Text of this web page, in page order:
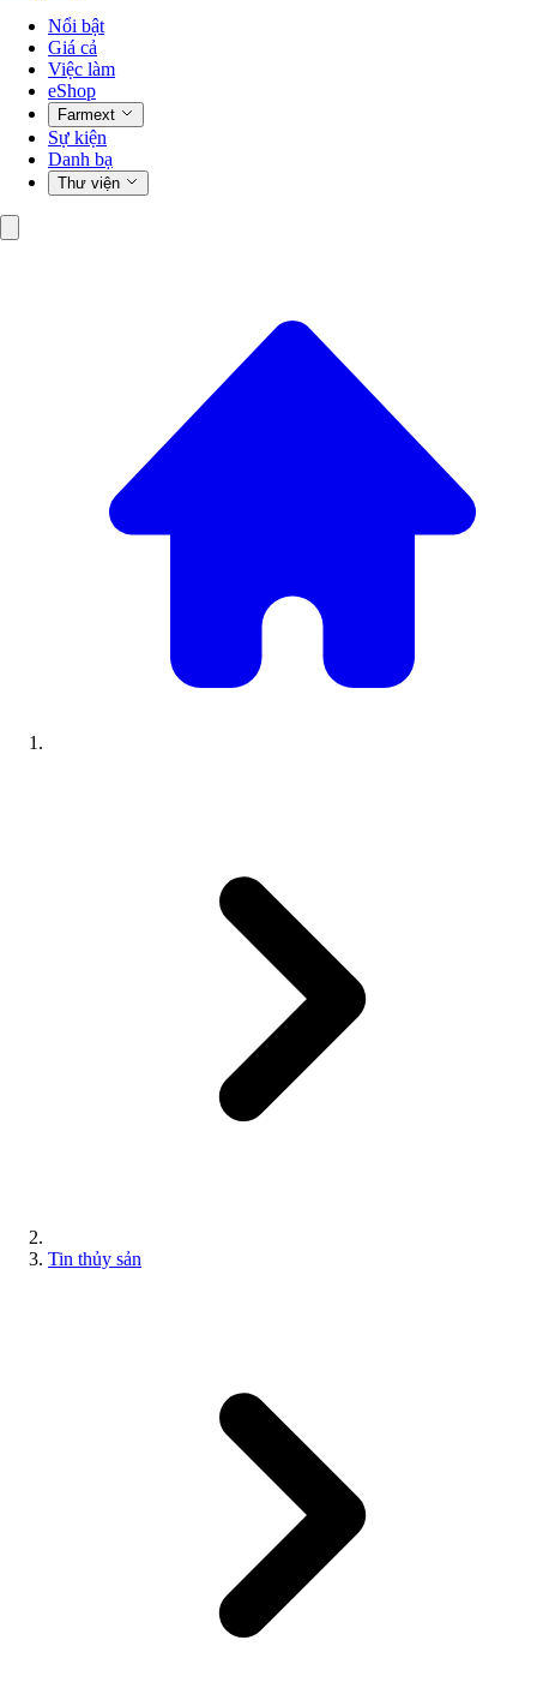
Nổi bật
Giá cả
Việc làm
eShop
Farmext
Sự kiện
Danh bạ
Thư viện
Tin thủy sản